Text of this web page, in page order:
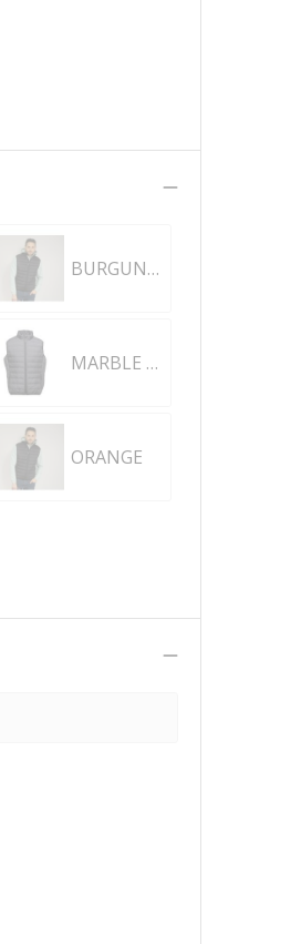
BURGUNDY
MARBLE GREY
ORANGE